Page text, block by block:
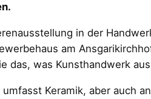
in der
am
das, was Kunsthandwerk
Keramik, aber auch